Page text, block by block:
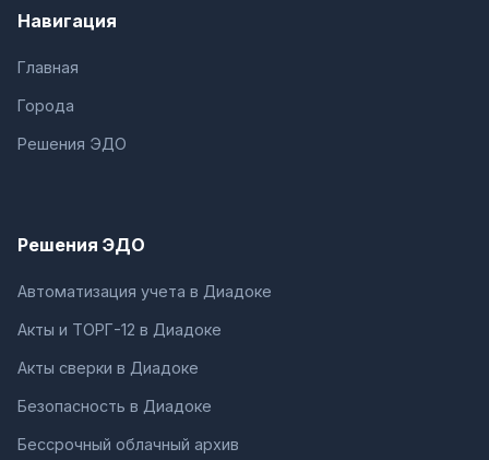
Навигация
Главная
Города
Решения ЭДО
Решения ЭДО
Автоматизация учета в Диадоке
Акты и ТОРГ-12 в Диадоке
Акты сверки в Диадоке
Безопасность в Диадоке
Бессрочный облачный архив